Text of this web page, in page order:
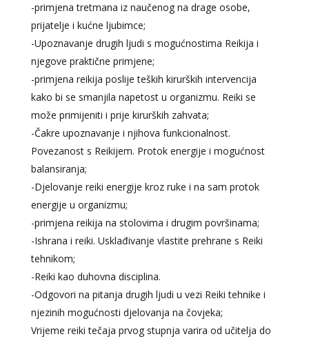
-primjena tretmana iz naučenog na drage osobe,
prijatelje i kućne ljubimce;
-Upoznavanje drugih ljudi s mogućnostima Reikija i
njegove praktične primjene;
-primjena reikija poslije teških kirurških intervencija
kako bi se smanjila napetost u organizmu. Reiki se
može primijeniti i prije kirurških zahvata;
-Čakre upoznavanje i njihova funkcionalnost.
Povezanost s Reikijem. Protok energije i mogućnost
balansiranja;
-Djelovanje reiki energije kroz ruke i na sam protok
energije u organizmu;
-primjena reikija na stolovima i drugim površinama;
-Ishrana i reiki. Usklađivanje vlastite prehrane s Reiki
tehnikom;
-Reiki kao duhovna disciplina.
-Odgovori na pitanja drugih ljudi u vezi Reiki tehnike i
njezinih mogućnosti djelovanja na čovjeka;
Vrijeme reiki tečaja prvog stupnja varira od učitelja do